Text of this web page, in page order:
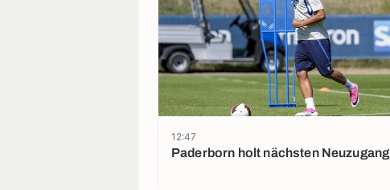
Paderborn holt nächsten Neuzugang
12:47